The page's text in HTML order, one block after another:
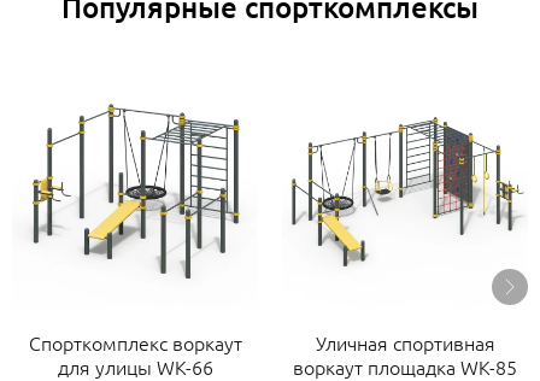
Спорткомплекс воркаут
для улицы WK-66
Уличная спортивная
воркаут площадка WK-85